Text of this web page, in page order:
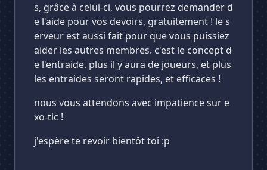
s, grâce à celui-ci, vous pourrez demander d
e l'aide pour vos devoirs, gratuitement ! le s
erveur est aussi fait pour que vous puissiez
aider les autres membres. c'est le concept d
e l'entraide. plus il y aura de joueurs, et plus
les entraides seront rapides, et efficaces !
nous vous attendons avec impatience sur e
xo-tic !
j'espère te revoir bientôt toi :p